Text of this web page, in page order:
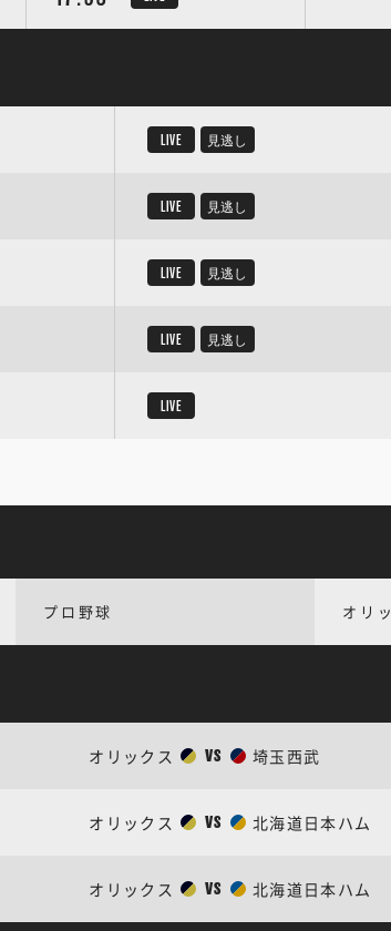
LIVE 見逃し
LIVE 見逃し
LIVE 見逃し
LIVE 見逃し
LIVE
プロ野球 オリ
オリックス VS 埼玉西武
オリックス VS 北海道日本ハム
オリックス VS 北海道日本ハム